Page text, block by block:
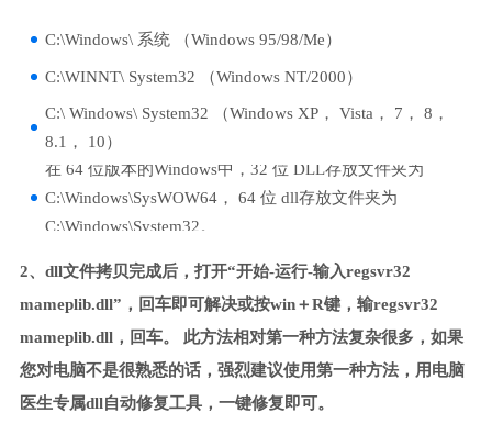
C:\Windows\ 系统 （Windows 95/98/Me）
C:\WINNT\ System32 （Windows NT/2000）
C:\ Windows\ System32 （Windows XP， Vista， 7， 8，
8.1， 10）
在 64 位版本的Windows中，32 位 DLL存放文件夹为
C:\Windows\SysWOW64， 64 位 dll存放文件夹为
C:\Windows\System32。
2、dll文件拷贝完成后，打开“开始-运行-输入regsvr32
mameplib.dll”，回车即可解决或按win＋R键，输regsvr32
mameplib.dll，回车。 此方法相对第一种方法复杂很多，如果
您对电脑不是很熟悉的话，强烈建议使用第一种方法，用电脑
医生专属dll自动修复工具，一键修复即可。